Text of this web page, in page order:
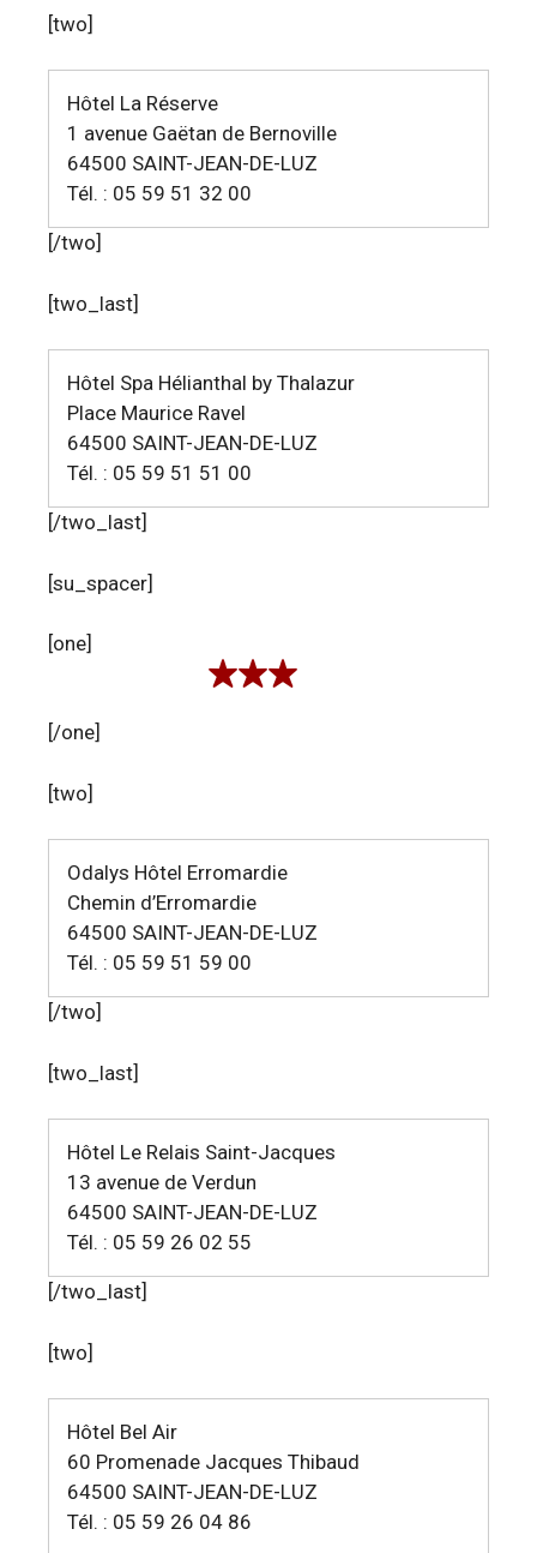
[two]
Hôtel La Réserve
1 avenue Gaëtan de Bernoville
64500 SAINT-JEAN-DE-LUZ
Tél. : 05 59 51 32 00
[/two]
[two_last]
Hôtel Spa Hélianthal by Thalazur
Place Maurice Ravel
64500 SAINT-JEAN-DE-LUZ
Tél. : 05 59 51 51 00
[/two_last]
[su_spacer]
[one]
[/one]
[two]
Odalys Hôtel Erromardie
Chemin d’Erromardie
64500 SAINT-JEAN-DE-LUZ
Tél. : 05 59 51 59 00
[/two]
[two_last]
Hôtel Le Relais Saint-Jacques
13 avenue de Verdun
64500 SAINT-JEAN-DE-LUZ
Tél. : 05 59 26 02 55
[/two_last]
[two]
Hôtel Bel Air
60 Promenade Jacques Thibaud
64500 SAINT-JEAN-DE-LUZ
Tél. : 05 59 26 04 86